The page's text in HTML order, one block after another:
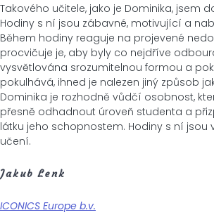
Takového učitele, jako je Dominika, jsem
Hodiny s ní jsou zábavné, motivující a
Během hodiny reaguje na projevené
procvičuje je, aby byly co nejdříve
vysvětlována srozumitelnou formou a
pokulhává, ihned je nalezen jiný způsob
Dominika je rozhodně vůdčí osobnost,
přesně odhadnout úroveň studenta a
látku jeho schopnostem. Hodiny s ní jsou
učení.
Jakub Lenk
ICONICS Europe b.v.